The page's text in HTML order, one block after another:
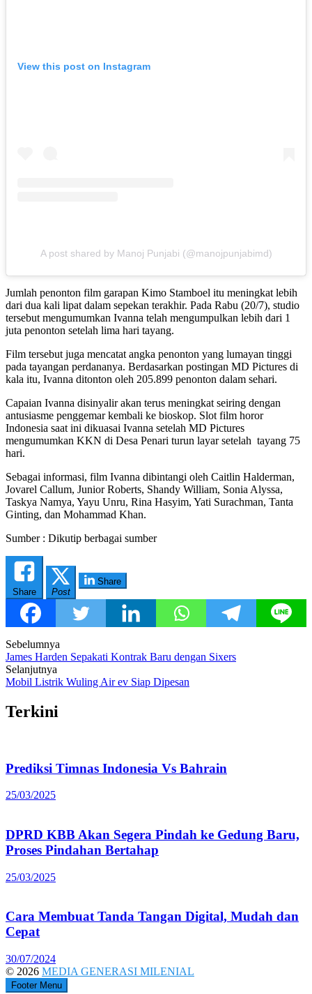
View this post on Instagram
A post shared by Manoj Punjabi (@manojpunjabimd)
Jumlah penonton film garapan Kimo Stamboel itu meningkat lebih
dari dua kali lipat dalam sepekan terakhir. Pada Rabu (20/7), studio
tersebut mengumumkan Ivanna telah mengumpulkan lebih dari 1
juta penonton setelah lima hari tayang.
Film tersebut juga mencatat angka penonton yang lumayan tinggi
pada tayangan perdananya. Berdasarkan postingan MD Pictures di
kala itu, Ivanna ditonton oleh 205.899 penonton dalam sehari.
Capaian Ivanna disinyalir akan terus meningkat seiring dengan
antusiasme penggemar kembali ke bioskop. Slot film horor
Indonesia saat ini dikuasai Ivanna setelah MD Pictures
mengumumkan KKN di Desa Penari turun layar setelah tayang 75
hari.
Sebagai informasi, film Ivanna dibintangi oleh Caitlin Halderman,
Jovarel Callum, Junior Roberts, Shandy William, Sonia Alyssa,
Taskya Namya, Yayu Unru, Rina Hasyim, Yati Surachman, Tanta
Ginting, dan Mohammad Khan.
Sumber : Dikutip berbagai sumber
Share Post
Share
Post
navigation
Sebelumnya
James Harden Sepakati Kontrak Baru dengan Sixers
Selanjutnya
Mobil Listrik Wuling Air ev Siap Dipesan
Terkini
Prediksi Timnas Indonesia Vs Bahrain
25/03/2025
DPRD KBB Akan Segera Pindah ke Gedung Baru,
Proses Pindahan Bertahap
25/03/2025
Cara Membuat Tanda Tangan Digital, Mudah dan
Cepat
30/07/2024
© 2026 MEDIA GENERASI MILENIAL
Footer Menu